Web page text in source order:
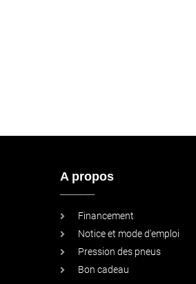
A propos
Financement
Notice et mode d'emploi
Pression des pneus
Bon cadeau